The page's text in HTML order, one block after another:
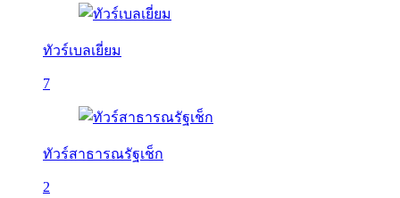
ทัวร์เบลเยี่ยม
7
ทัวร์สาธารณรัฐเช็ก
2